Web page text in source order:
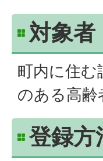
対象者
町内に住
のある高齢
登録方